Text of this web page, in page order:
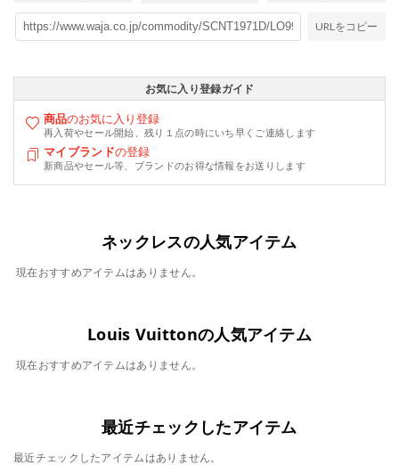
URLをコピー
お気に入り登録ガイド
商品のお気に入り登録
再入荷やセール開始、残り１点の時にいち早くご連絡します
マイブランドの登録
新商品やセール等、ブランドのお得な情報をお送りします
ネックレスの人気アイテム
現在おすすめアイテムはありません。
Louis Vuittonの人気アイテム
現在おすすめアイテムはありません。
最近チェックしたアイテム
最近チェックしたアイテムはありません。